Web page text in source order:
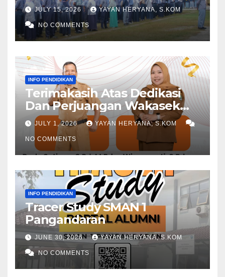
JULY 15, 2026 YAYAN HERYANA, S.KOM
NO COMMENTS
INFO PENDIDIKAN
Terimakasih Atas Dedikasi
Dan Perjuangan Wakasek
Periode 2024-2026
JULY 1, 2026 YAYAN HERYANA, S.KOM
NO COMMENTS
INFO PENDIDIKAN
Tracer Study SMAN 1
Pangandaran
JUNE 30, 2026 YAYAN HERYANA, S.KOM
NO COMMENTS